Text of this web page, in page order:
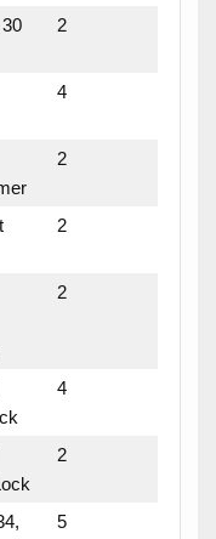
2
4
2
2
2
4
2
5